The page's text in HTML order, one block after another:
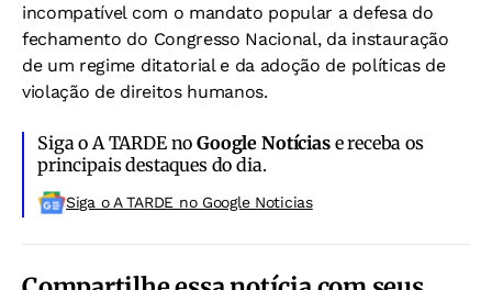
incompatível com o mandato popular a defesa do
fechamento do Congresso Nacional, da instauração
de um regime ditatorial e da adoção de políticas de
violação de direitos humanos.
Siga o A TARDE noGoogle Notíciase receba os
principais destaques do dia.
Siga o A TARDE no Google Noticias